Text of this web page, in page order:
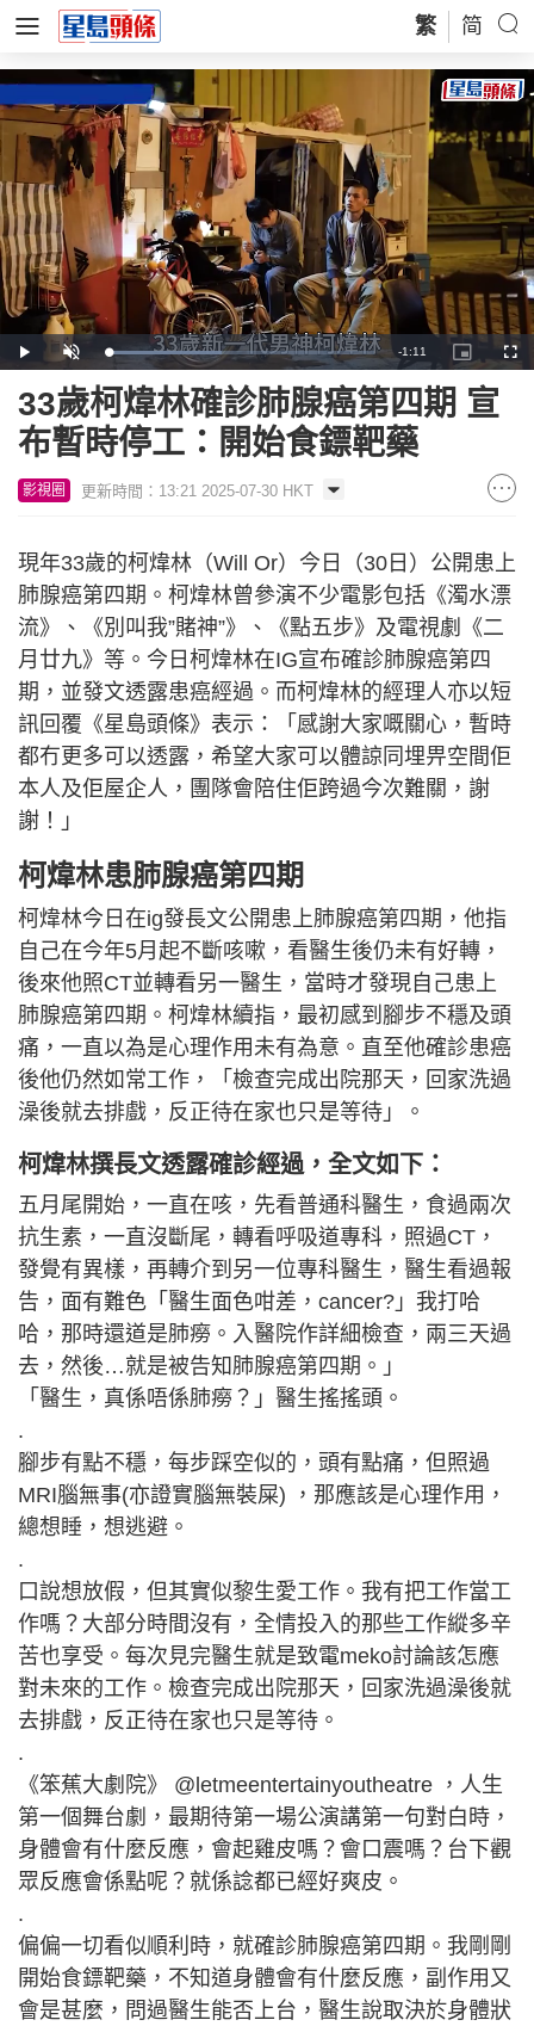
繁 简
Play Unmute Loaded:
42.91%
Remaining
Time
-1:11
Picture-
in-
33歲柯煒林確診肺腺癌第四期 宣
布暫時停工：開始食鏢靶藥
影視圈 更新時間：13:21 2025-07-30 HKT
現年33歲的柯煒林（Will Or）今日（30日）公開患上
肺腺癌第四期。柯煒林曾參演不少電影包括《濁水漂
流》、《別叫我”賭神”》、《點五步》及電視劇《二
月廿九》等。今日柯煒林在IG宣布確診肺腺癌第四
期，並發文透露患癌經過。而柯煒林的經理人亦以短
訊回覆《星島頭條》表示：「感謝大家嘅關心，暫時
都冇更多可以透露，希望大家可以體諒同埋畀空間佢
本人及佢屋企人，團隊會陪住佢跨過今次難關，謝
謝！」
柯煒林患肺腺癌第四期
柯煒林今日在ig發長文公開患上肺腺癌第四期，他指
自己在今年5月起不斷咳嗽，看醫生後仍未有好轉，
後來他照CT並轉看另一醫生，當時才發現自己患上
肺腺癌第四期。柯煒林續指，最初感到腳步不穩及頭
痛，一直以為是心理作用未有為意。直至他確診患癌
後他仍然如常工作，「檢查完成出院那天，回家洗過
澡後就去排戲，反正待在家也只是等待」。
柯煒林撰長文透露確診經過，全文如下：
五月尾開始，一直在咳，先看普通科醫生，食過兩次
抗生素，一直沒斷尾，轉看呼吸道專科，照過CT，
發覺有異樣，再轉介到另一位專科醫生，醫生看過報
告，面有難色「醫生面色咁差，cancer?」我打哈
哈，那時還道是肺癆。入醫院作詳細檢查，兩三天過
去，然後…就是被告知肺腺癌第四期。」
「醫生，真係唔係肺癆？」醫生搖搖頭。
.
腳步有點不穩，每步踩空似的，頭有點痛，但照過
MRI腦無事(亦證實腦無裝屎) ，那應該是心理作用，
總想睡，想逃避。
.
口說想放假，但其實似黎生愛工作。我有把工作當工
作嗎？大部分時間沒有，全情投入的那些工作縱多辛
苦也享受。每次見完醫生就是致電meko討論該怎應
對未來的工作。檢查完成出院那天，回家洗過澡後就
去排戲，反正待在家也只是等待。
.
《笨蕉大劇院》 @letmeentertainyoutheatre ，人生
第一個舞台劇，最期待第一場公演講第一句對白時，
身體會有什麼反應，會起雞皮嗎？會口震嗎？台下觀
眾反應會係點呢？就係諗都已經好爽皮。
.
偏偏一切看似順利時，就確診肺腺癌第四期。我剛剛
開始食鏢靶藥，不知道身體會有什麼反應，副作用又
會是甚麼，問過醫生能否上台，醫生說取決於身體狀